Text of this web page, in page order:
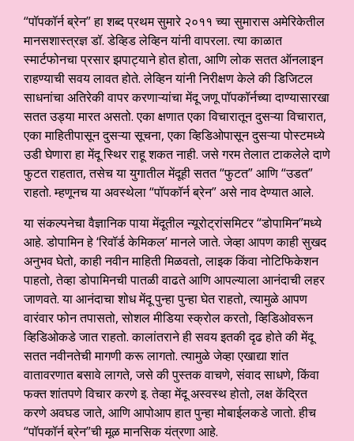
“पॉपकॉर्न ब्रेन” हा शब्द प्रथम सुमारे २०११ च्या सुमारास अमेरिकेतील
मानसशास्त्रज्ञ डॉ. डेव्हिड लेव्हिन यांनी वापरला. त्या काळात
स्मार्टफोनचा प्रसार झपाट्याने होत होता, आणि लोक सतत ऑनलाइन
राहण्याची सवय लावत होते. लेव्हिन यांनी निरीक्षण केले की डिजिटल
साधनांचा अतिरेकी वापर करणाऱ्यांचा मेंदू जणू पॉपकॉर्नच्या दाण्यासारखा
सतत उड्या मारत असतो. एका क्षणात एका विचारातून दुसऱ्या विचारात,
एका माहितीपासून दुसऱ्या सूचना, एका व्हिडिओपासून दुसऱ्या पोस्टमध्ये
उडी घेणारा हा मेंदू स्थिर राहू शकत नाही. जसे गरम तेलात टाकलेले दाणे
फुटत राहतात, तसेच या युगातील मेंदूही सतत “फुटत” आणि “उडत”
राहतो. म्हणूनच या अवस्थेला “पॉपकॉर्न ब्रेन” असे नाव देण्यात आले.
या संकल्पनेचा वैज्ञानिक पाया मेंदूतील न्यूरोट्रांसमिटर “डोपामिन”मध्ये
आहे. डोपामिन हे ‘रिवॉर्ड केमिकल’ मानले जाते. जेव्हा आपण काही सुखद
अनुभव घेतो, काही नवीन माहिती मिळवतो, लाइक किंवा नोटिफिकेशन
पाहतो, तेव्हा डोपामिनची पातळी वाढते आणि आपल्याला आनंदाची लहर
जाणवते. या आनंदाचा शोध मेंदू पुन्हा पुन्हा घेत राहतो, त्यामुळे आपण
वारंवार फोन तपासतो, सोशल मीडिया स्क्रोल करतो, व्हिडिओवरून
व्हिडिओकडे जात राहतो. कालांतराने ही सवय इतकी दृढ होते की मेंदू
सतत नवीनतेची मागणी करू लागतो. त्यामुळे जेव्हा एखाद्या शांत
वातावरणात बसावे लागते, जसे की पुस्तक वाचणे, संवाद साधणे, किंवा
फक्त शांतपणे विचार करणे इ. तेव्हा मेंदू अस्वस्थ होतो, लक्ष केंद्रित
करणे अवघड जाते, आणि आपोआप हात पुन्हा मोबाईलकडे जातो. हीच
“पॉपकॉर्न ब्रेन”ची मूळ मानसिक यंत्रणा आहे.